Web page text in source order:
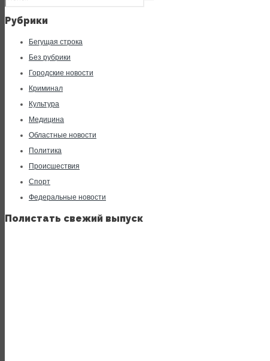
Рубрики
Бегущая строка
Без рубрики
Городские новости
Криминал
Культура
Медицина
Областные новости
Политика
Происшествия
Спорт
Федеральные новости
Полистать свежий выпуск